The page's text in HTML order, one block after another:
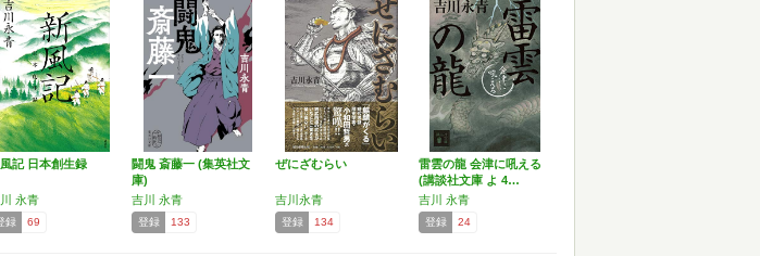
記 日本創生録
永青
録 69
闘鬼 斎藤一 (集英社文
庫)
吉川 永青
登録 133
ぜにざむらい
吉川永青
登録 134
雷雲の龍 会津に吼える
(講談社文庫 よ 4…
吉川 永青
登録 24